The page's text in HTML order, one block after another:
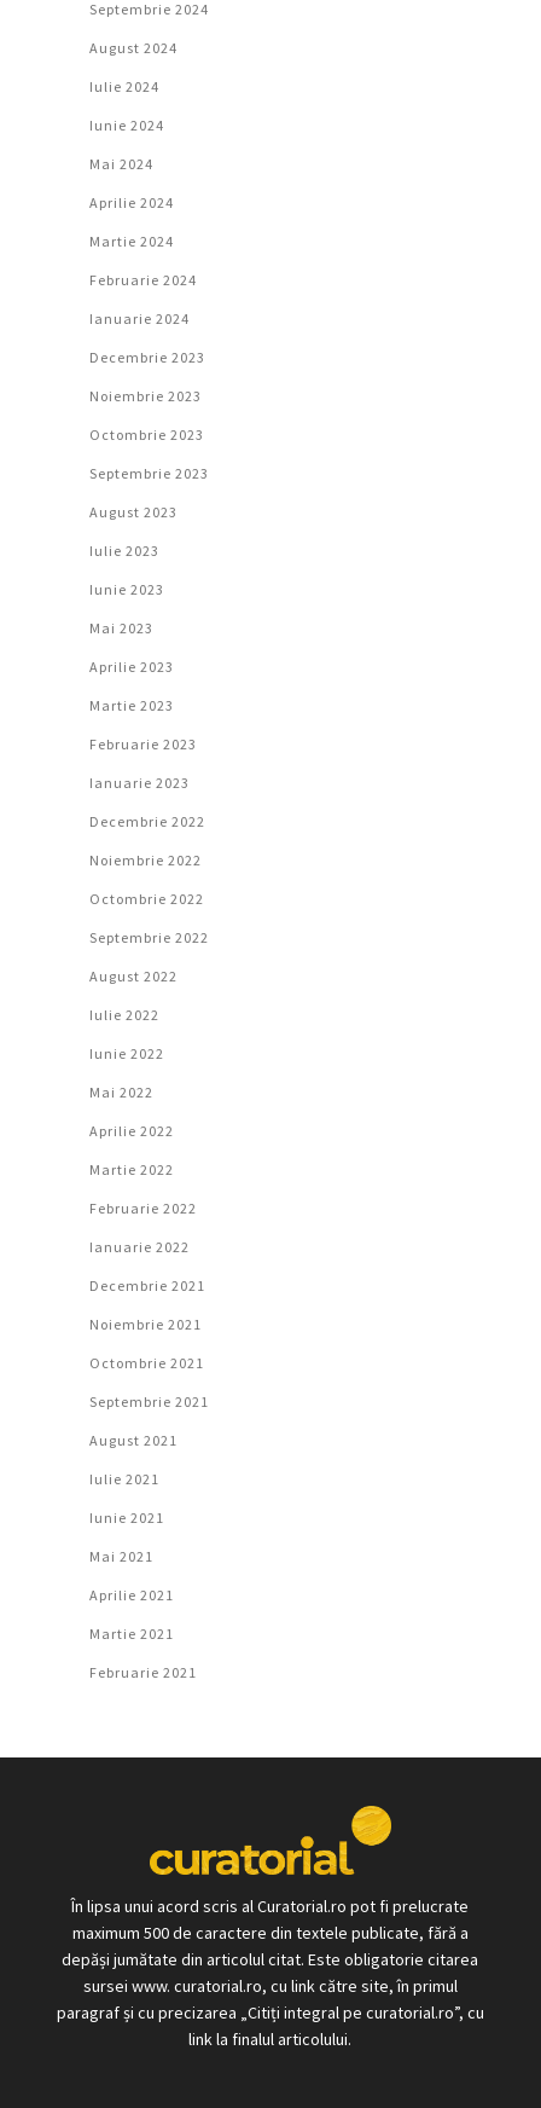
Septembrie 2024
August 2024
Iulie 2024
Iunie 2024
Mai 2024
Aprilie 2024
Martie 2024
Februarie 2024
Ianuarie 2024
Decembrie 2023
Noiembrie 2023
Octombrie 2023
Septembrie 2023
August 2023
Iulie 2023
Iunie 2023
Mai 2023
Aprilie 2023
Martie 2023
Februarie 2023
Ianuarie 2023
Decembrie 2022
Noiembrie 2022
Octombrie 2022
Septembrie 2022
August 2022
Iulie 2022
Iunie 2022
Mai 2022
Aprilie 2022
Martie 2022
Februarie 2022
Ianuarie 2022
Decembrie 2021
Noiembrie 2021
Octombrie 2021
Septembrie 2021
August 2021
Iulie 2021
Iunie 2021
Mai 2021
Aprilie 2021
Martie 2021
Februarie 2021
În lipsa unui acord scris al Curatorial.ro pot fi prelucrate
maximum 500 de caractere din textele publicate, fără a
depăși jumătate din articolul citat. Este obligatorie citarea
sursei www. curatorial.ro, cu link către site, în primul
paragraf și cu precizarea „Citiți integral pe curatorial.ro”, cu
link la finalul articolului.